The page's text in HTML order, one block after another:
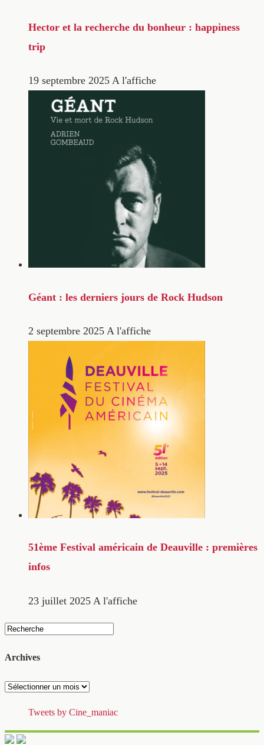
Hector et la recherche du bonheur : happiness
trip
19 septembre 2025 A l'affiche
Géant : les derniers jours de Rock Hudson
2 septembre 2025 A l'affiche
51ème Festival américain de Deauville : premières
infos
23 juillet 2025 A l'affiche
Archives
Archives
Tweets by Cine_maniac